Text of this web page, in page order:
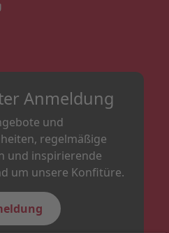
Anmeldung
und
regelmäßige
und inspirierende
um unsere Konfitüre.